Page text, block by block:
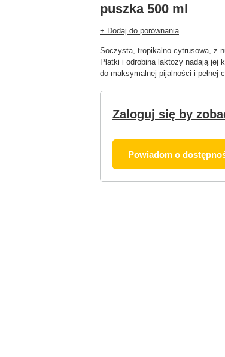
puszka 500 ml
+ Dodaj do porównania
Soczysta, tropikalno-cytrusowa, z
Płatki i odrobina laktozy nadają jej
do maksymalnej pijalności i pełnej
Zaloguj się by
Powiadom o